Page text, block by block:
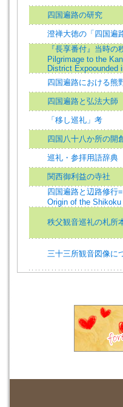
四国遍路の研究
澄禅大徳の「四国遍
『長享番付』当時
Pilgrimage to the
District Expoounded
四国遍路における熊
四国遍路と弘法大師
「移し巡礼」考
四国八十八か所の開
巡礼・参拝用語辞典
関西御利益の寺社
四国遍路と辺路修行
Origin of the
秩父観音巡礼の札所
三十三所観音図像に